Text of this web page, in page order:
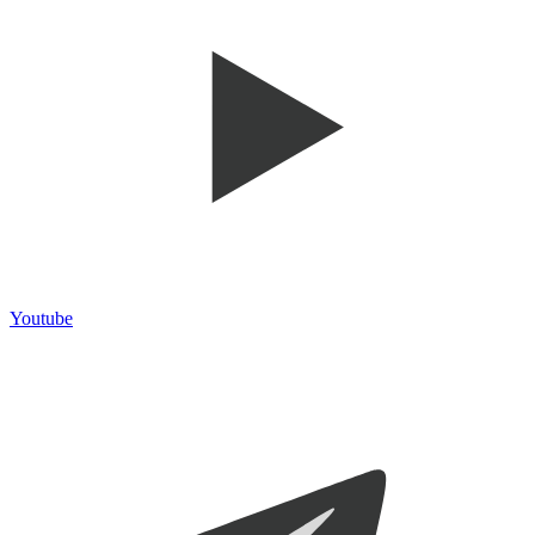
Youtube